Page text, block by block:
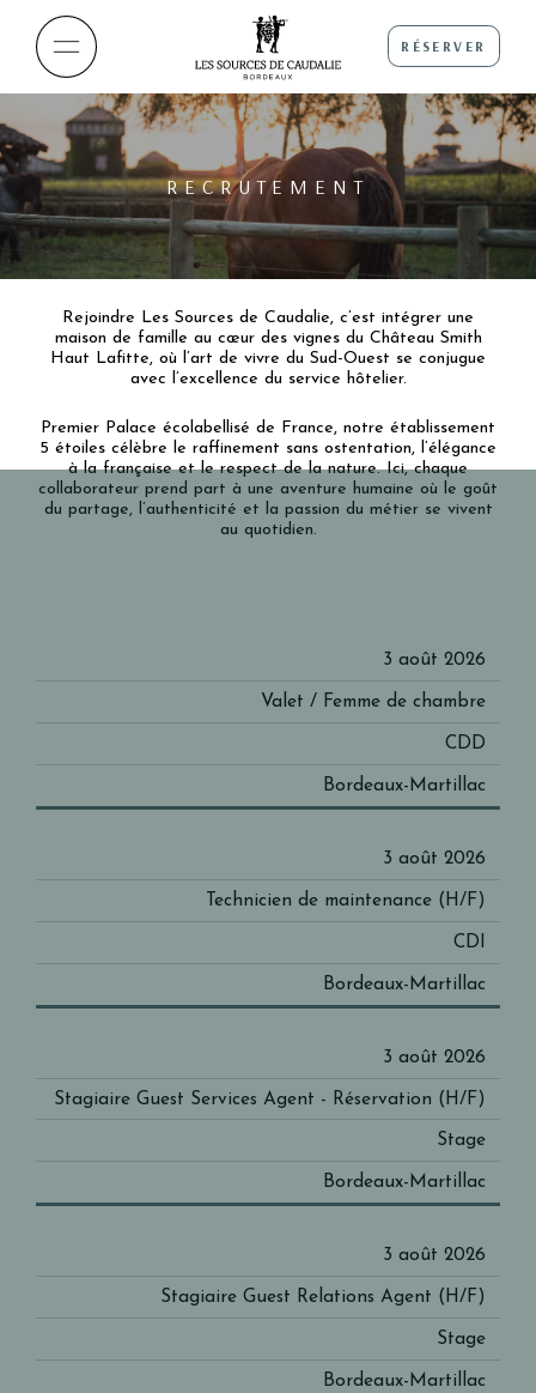
RÉSERVER
RECRUTEMENT
Rejoindre Les Sources de Caudalie, c’est intégrer une
maison de famille au cœur des vignes du Château Smith
Haut Lafitte, où l’art de vivre du Sud-Ouest se conjugue
avec l’excellence du service hôtelier.
Premier Palace écolabellisé de France, notre établissement
5 étoiles célèbre le raffinement sans ostentation, l’élégance
à la française et le respect de la nature. Ici, chaque
collaborateur prend part à une aventure humaine où le goût
du partage, l’authenticité et la passion du métier se vivent
au quotidien.
DATE DU
POSTE
CONTRAT LIEU
3 août 2026
Valet / Femme de chambre
CDD
Bordeaux-Martillac
3 août 2026
Technicien de maintenance (H/F)
CDI
Bordeaux-Martillac
3 août 2026
Stagiaire Guest Services Agent - Réservation (H/F)
Stage
Bordeaux-Martillac
3 août 2026
Stagiaire Guest Relations Agent (H/F)
Stage
Bordeaux-Martillac